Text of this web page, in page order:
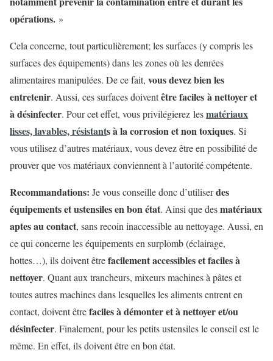
opérations. »
Cela concerne, tout particulièrement; les surfaces (y compris les
surfaces des équipements) dans les zones où les denrées
alimentaires manipulées. De ce fait, vous devez bien les
entretenir. Aussi, ces surfaces doiventêtre faciles à nettoyer et
à désinfecter. Pour cet effet, vous privilégierez lesmatériaux
lisses, lavables, résistants à la corrosion et non toxiques. Si
vous utilisez d’autres matériaux, vous devez être en possibilité de
prouver que vos matériaux conviennent à l’autorité compétente.
Recommandations: Je vous conseille donc d’utiliserdes
équipements et ustensiles en bon état. Ainsi que desmatériaux
aptes au contact, sans recoin inaccessible au nettoyage. Aussi, en
ce qui concerne les équipements en surplomb (éclairage,
hottes…), ils doivent êtrefacilement accessibles et faciles à
nettoyer. Quant aux trancheurs, mixeurs machines à pâtes et
toutes autres machines dans lesquelles les aliments entrent en
contact, doivent êtrefaciles à démonter et à nettoyer et/ou
désinfecter. Finalement, pour les petits ustensiles le conseil est le
même. En effet, ils doivent être en bon état.